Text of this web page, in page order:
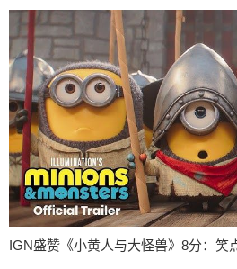
IGN盛赞《小黄人与大怪兽》8分：笑